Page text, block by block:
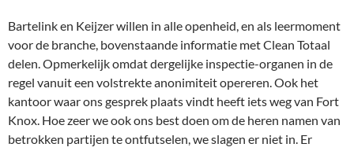
Bartelink en Keijzer willen in alle openheid, en als leermoment
voor de branche, bovenstaande informatie met Clean Totaal
delen. Opmerkelijk omdat dergelijke inspectie-organen in de
regel vanuit een volstrekte anonimiteit opereren. Ook het
kantoor waar ons gesprek plaats vindt heeft iets weg van Fort
Knox. Hoe zeer we ook ons best doen om de heren namen van
betrokken partijen te ontfutselen, we slagen er niet in. Er